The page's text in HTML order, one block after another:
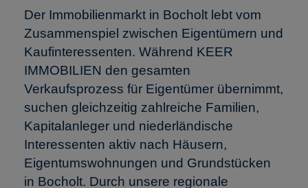
Der Immobilienmarkt in Bocholt lebt vom
Zusammenspiel zwischen Eigentümern und
Kaufinteressenten. Während KEER
IMMOBILIEN den gesamten
Verkaufsprozess für Eigentümer übernimmt,
suchen gleichzeitig zahlreiche Familien,
Kapitalanleger und niederländische
Interessenten aktiv nach Häusern,
Eigentumswohnungen und Grundstücken
in Bocholt. Durch unsere regionale